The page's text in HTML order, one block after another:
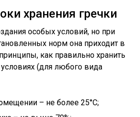
хранения гречки
особых условий, но при
норм она приходит в
как правильно хранить
(для любого вида
– не более 25°С;